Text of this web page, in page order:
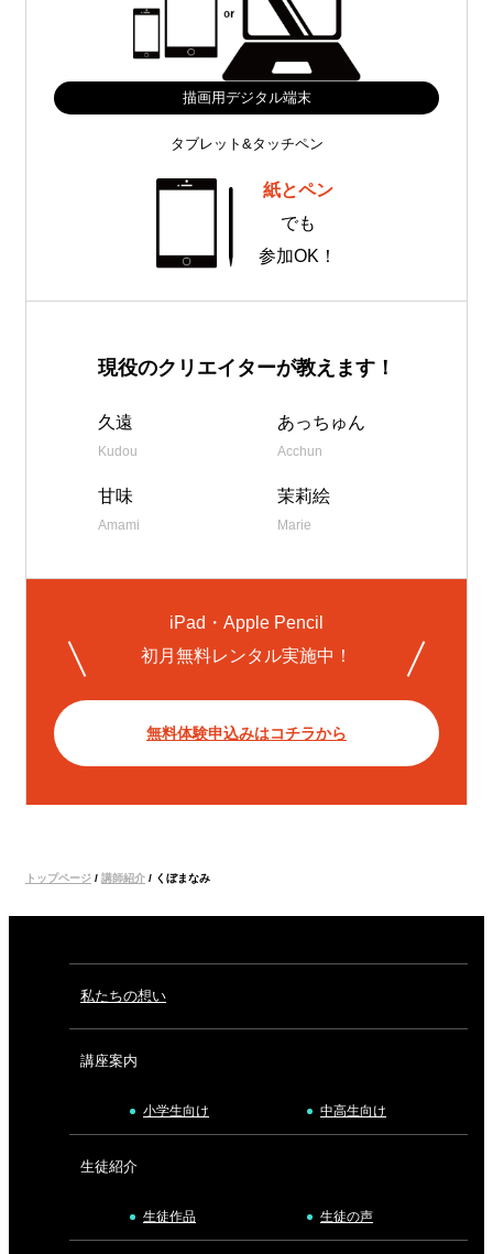
描画用デジタル端末
タブレット&タッチペン
紙とペン
でも
参加OK！
現役のクリエイターが教えます！
久遠
Kudou
あっちゅん
Acchun
甘味
Amami
茉莉絵
Marie
iPad・Apple Pencil
初月無料レンタル実施中！
無料体験申込みはコチラから
トップページ / 講師紹介 / くぼまなみ
私たちの想い
講座案内
小学生向け 中高生向け
生徒紹介
生徒作品 生徒の声